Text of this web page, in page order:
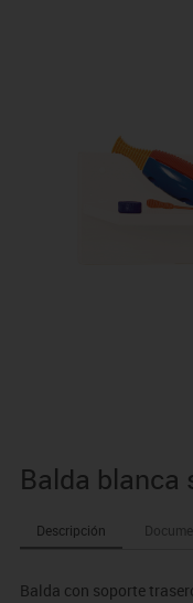
Balda blanca
Descripción
Balda con soporte